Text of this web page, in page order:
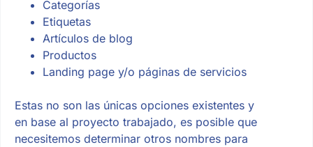
Categorías
Etiquetas
Artículos de blog
Productos
Landing page y/o páginas de servicios
Estas no son las únicas opciones existentes y
en base al proyecto trabajado, es posible que
necesitemos determinar otros nombres para